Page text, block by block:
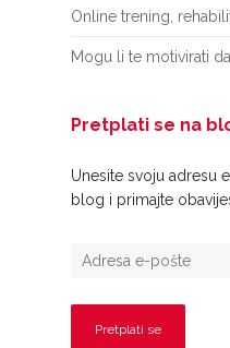
Online trening,
Mogu li te motivirati
Pretplati se na
Unesite svoju adresu
blog i primajte